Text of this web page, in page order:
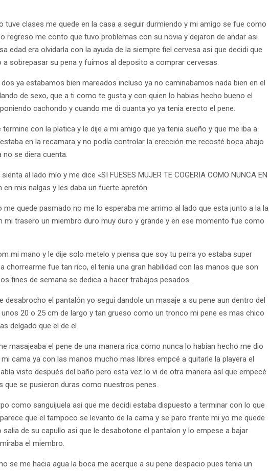
tuve clases me quede en la casa a seguir durmiendo y mi amigo se fue como
regreso me conto que tuvo problemas con su novia y dejaron de andar asi
edad era olvidarla con la ayuda de la siempre fiel cervesa asi que decidi que
sobrepasar su pena y fuimos al deposito a comprar cervesas.
ya estabamos bien mareados incluso ya no caminabamos nada bien en el
de sexo, que a ti como te gusta y con quien lo habias hecho bueno el
cachondo y cuando me di cuanta yo ya tenia erecto el pene.
con la platica y le dije a mi amigo que ya tenia sueño y que me iba a
en la recamara y no podía controlar la erección me recosté boca abajo
no se diera cuenta.
al lado mío y me dice «SI FUESES MUJER TE COGERIA COMO NUNCA EN
mis nalgas y les daba un fuerte apretón.
quede pasmado no me lo esperaba me arrimo al lado que esta junto a la la
mi trasero un miembro duro muy duro y grande y en ese momento fue como
mi mano y le dije solo metelo y piensa que soy tu perra yo estaba super
chorrearme fue tan rico, el tenia una gran habilidad con las manos que son
fines de semana se dedica a hacer trabajos pesados.
el pantalón yo segui dandole un masaje a su pene aun dentro del
20 o 25 cm de largo y tan grueso como un tronco mi pene es mas chico
delgado que el de el.
masajeaba el pene de una manera rica como nunca lo habian hecho me dio
cama ya con las manos mucho mas libres empcé a quitarle la playera el
visto después del baño pero esta vez lo vi de otra manera así que empecé
que se pusieron duras como nuestros penes.
como sanguijuela asi que me decidi estaba dispuesto a terminar con lo que
que el tampoco se levanto de la cama y se paro frente mi yo me quede
de su capullo asi que le desabotone el pantalon y lo empese a bajar
el miembro.
se me hacia agua la boca me acerque a su pene despacio pues tenia un